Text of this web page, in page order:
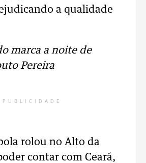
a qualidade
marca a noite de
Pereira
PUBLICIDADE
rolou no Alto da
contar com Ceará,